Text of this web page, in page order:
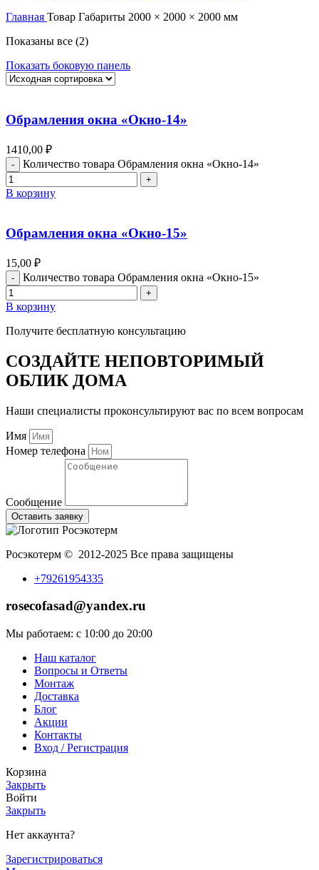
Главная Товар Габариты 2000 × 2000 × 2000 мм
Показаны все (2)
Показать боковую панель
Обрамления окна «Окно-14»
1410,00 ₽
Количество товара Обрамления окна «Окно-14»
В корзину
Обрамления окна «Окно-15»
15,00 ₽
Количество товара Обрамления окна «Окно-15»
В корзину
Получите бесплатную консультацию
СОЗДАЙТЕ НЕПОВТОРИМЫЙ
ОБЛИК ДОМА
Наши специалисты проконсультируют вас по всем вопросам
Имя
Номер телефона
Сообщение
Оставить заявку
Росэкотерм © 2012-2025 Все права защищены
+79261954335
rosecofasad@yandex.ru
Мы работаем: с 10:00 до 20:00
Наш каталог
Вопросы и Ответы
Монтаж
Доставка
Блог
Акции
Контакты
Вход / Регистрация
Корзина
Закрыть
Войти
Закрыть
Нет аккаунта?
Зарегистрироваться